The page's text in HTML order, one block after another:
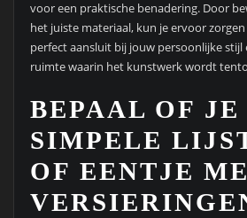
voor een praktische benadering. Door
het juiste materiaal, kun je ervoor
perfect aansluit bij jouw persoonlijke stijl
ruimte waarin het kunstwerk wordt
BEPAAL OF JE
SIMPELE
OF EENTJE